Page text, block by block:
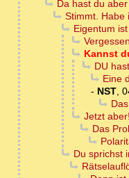
Da hast du
Stimmt. Habe
Eigentum
Kannst
DU
Eine
- NST,
Jetzt
Das
Du sprichst